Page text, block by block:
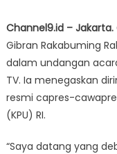
Channel9.id – Jakarta.
Gibran Rakabuming
dalam undangan
TV. Ia menegaskan
resmi capres-
(KPU) RI.
“Saya datang yang